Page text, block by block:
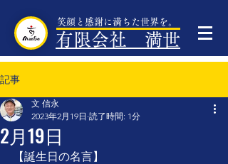
笑顔と感謝に満ちた世界を。
有限会社 満世
記事
2月19日
文 信永
2023年2月19日 読了時間: 1分
【誕生日の名言】